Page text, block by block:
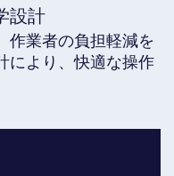
設計
作業者の負担軽減を
により、快適な操作